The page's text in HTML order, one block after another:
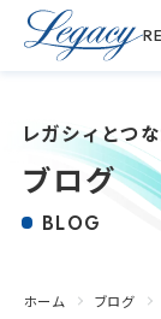
レガシィとつ
ブログ
BLOG
ホーム ブログ